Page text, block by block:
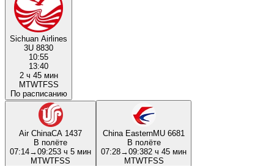
Sichuan Airlines
3U 8830
10:55
13:40
2 ч 45 мин
MTWTFSS
По расписанию
Air ChinaCA 1437
В полёте
07:14→09:253 ч 5 мин
MTWTFSS
China EasternMU 6681
В полёте
07:28→09:382 ч 45 мин
MTWTFSS